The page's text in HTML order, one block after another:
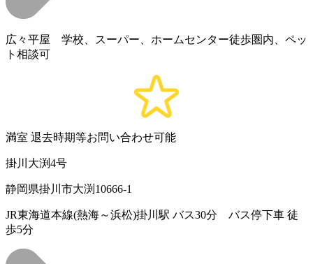
広々平屋 学校、スーパー、ホームセンター徒歩圏内、ペッ
ト相談可
満室 退去時期等お問い合わせ可能
掛川大渕4号
静岡県掛川市大渕10666-1
JR東海道本線(熱海～浜松)掛川駅 バス30分 バス停下車 徒
歩5分